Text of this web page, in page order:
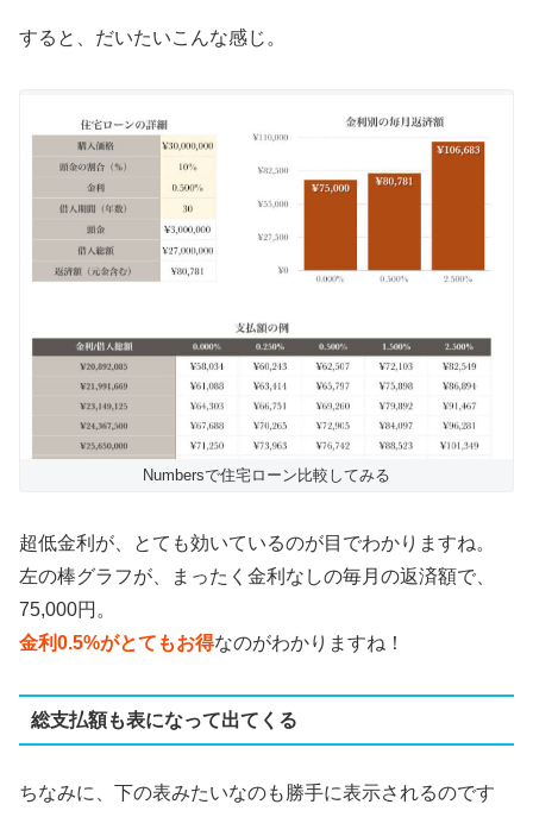
すると、だいたいこんな感じ。
Numbersで住宅ローン比較してみる
超低金利が、とても効いているのが目でわかりますね。
左の棒グラフが、まったく金利なしの毎月の返済額で、
75,000円。
金利0.5%がとてもお得なのがわかりますね！
総支払額も表になって出てくる
ちなみに、下の表みたいなのも勝手に表示されるのです